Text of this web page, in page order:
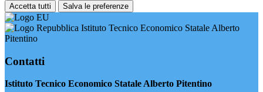
Accetta tutti Salva le preferenze
Istituto Tecnico Economico Statale Alberto
Pitentino
Contatti
Istituto Tecnico Economico Statale Alberto Pitentino